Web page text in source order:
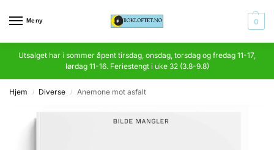
Meny 0
Utsalget har i sommer åpent tirsdag, onsdag, torsdag og fredag 11-17,
lørdag 11-16. Feriestengt i uke 32 (3.8-9.8)
Hjem / Diverse / Anemone mot asfalt